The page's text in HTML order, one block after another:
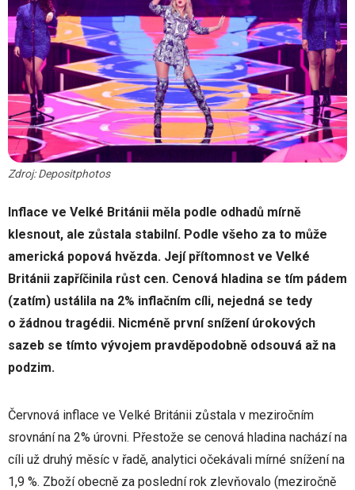
Zdroj: Depositphotos
Inflace ve Velké Británii měla podle odhadů mírně
klesnout, ale zůstala stabilní. Podle všeho za to může
americká popová hvězda. Její přítomnost ve Velké
Británii zapříčinila růst cen. Cenová hladina se tím pádem
(zatím) ustálila na 2% inflačním cíli, nejedná se tedy
o žádnou tragédii. Nicméně první snížení úrokových
sazeb se tímto vývojem pravděpodobně odsouvá až na
podzim.
Červnová inflace ve Velké Británii zůstala v meziročním
srovnání na 2% úrovni. Přestože se cenová hladina nachází na
cíli už druhý měsíc v řadě, analytici očekávali mírné snížení na
1,9 %. Zboží obecně za poslední rok zlevňovalo (meziročně